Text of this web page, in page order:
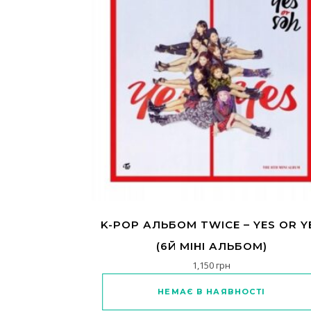
K-POP АЛЬБОМ TWICE – YES OR
(6Й МІНІ АЛЬБОМ)
1,150грн
НЕМАЄ В НАЯВНОСТІ